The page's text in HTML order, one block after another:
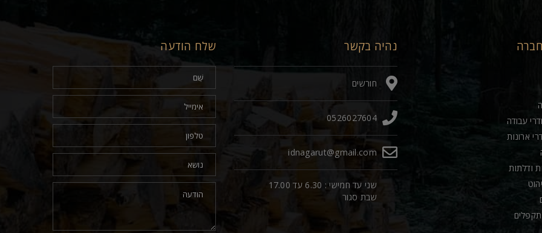
עבודה
ארונות
ודלתות
נהיה בקשר
חורשים
0526027604
idnagarut@gmail.com
שני עד חמישי : 6.30 עד 17.00
שבת סגור
שלח הודעה